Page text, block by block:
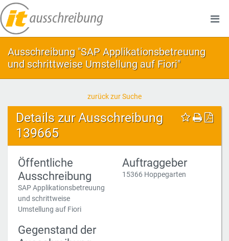
Ausschreibung "SAP Applikationsbetreuung
und schrittweise Umstellung auf Fiori"
zurück zur Suche
Details zur Ausschreibung
139665
Öffentliche
Ausschreibung
SAP Applikationsbetreuung
und schrittweise
Umstellung auf Fiori
Gegenstand der
Auftraggeber
15366 Hoppegarten